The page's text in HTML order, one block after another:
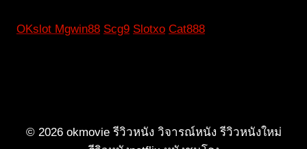
OKslot Mgwin88 Scg9 Slotxo Cat888
© 2026 okmovie รีวิวหนัง วิจารณ์หนัง รีวิวหนังใหม่